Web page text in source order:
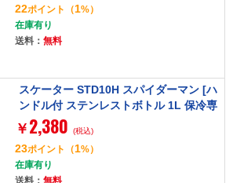
22ポイント （1%）
在庫有り
送料： 無料
スケーター STD10H スパイダーマン [ハ
ンドル付 ステンレストボトル 1L 保冷専
用]
￥ 2,380 (税込)
23ポイント （1%）
在庫有り
送料： 無料